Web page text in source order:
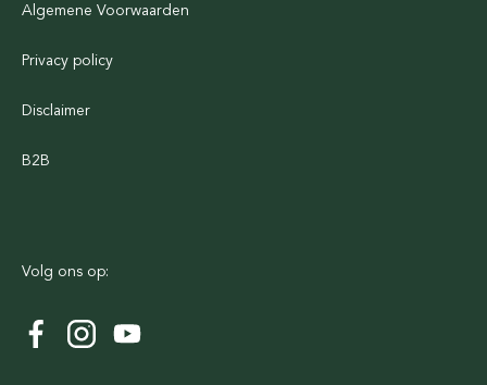
Algemene Voorwaarden
Privacy policy
Disclaimer
B2B
Volg ons op: